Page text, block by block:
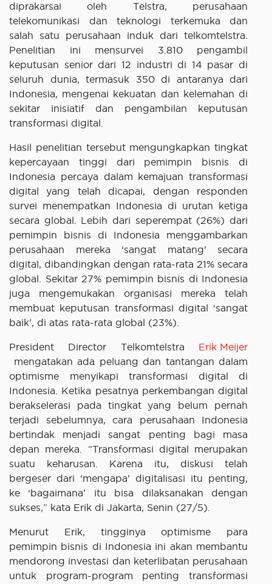
diprakarsai oleh Telstra, perusahaan
telekomunikasi dan teknologi terkemuka dan
salah satu perusahaan induk dari telkomtelstra.
Penelitian ini mensurvei 3.810 pengambil
keputusan senior dari 12 industri di 14 pasar di
seluruh dunia, termasuk 350 di antaranya dari
Indonesia, mengenai kekuatan dan kelemahan di
sekitar inisiatif dan pengambilan keputusan
transformasi digital.
Hasil penelitian tersebut mengungkapkan tingkat
kepercayaan tinggi dari pemimpin bisnis di
Indonesia percaya dalam kemajuan transformasi
digital yang telah dicapai, dengan responden
survei menempatkan Indonesia di urutan ketiga
secara global. Lebih dari seperempat (26%) dari
pemimpin bisnis di Indonesia menggambarkan
perusahaan mereka ‘sangat matang’ secara
digital, dibandingkan dengan rata-rata 21% secara
global. Sekitar 27% pemimpin bisnis di Indonesia
juga mengemukakan organisasi mereka telah
membuat keputusan transformasi digital ‘sangat
baik’, di atas rata-rata global (23%).
President Director Telkomtelstra Erik Meijer
mengatakan ada peluang dan tantangan dalam
optimisme menyikapi transformasi digital di
Indonesia. Ketika pesatnya perkembangan digital
berakselerasi pada tingkat yang belum pernah
terjadi sebelumnya, cara perusahaan Indonesia
bertindak menjadi sangat penting bagi masa
depan mereka. “Transformasi digital merupakan
suatu keharusan. Karena itu, diskusi telah
bergeser dari ‘mengapa’ digitalisasi itu penting,
ke ‘bagaimana’ itu bisa dilaksanakan dengan
sukses,” kata Erik di Jakarta, Senin (27/5).
Menurut Erik, tingginya optimisme para
pemimpin bisnis di Indonesia ini akan membantu
mendorong investasi dan keterlibatan perusahaan
untuk program-program penting transformasi